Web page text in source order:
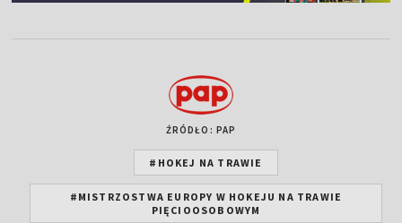
ŹRÓDŁO: PAP
#HOKEJ NA TRAWIE
#MISTRZOSTWA EUROPY W HOKEJU NA TRAWIE
PIĘCIOOSOBOWYM